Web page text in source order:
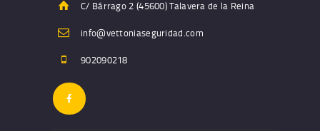
C/ Bárrago 2 (45600) Talavera de la Reina
info@vettoniaseguridad.com
902090218